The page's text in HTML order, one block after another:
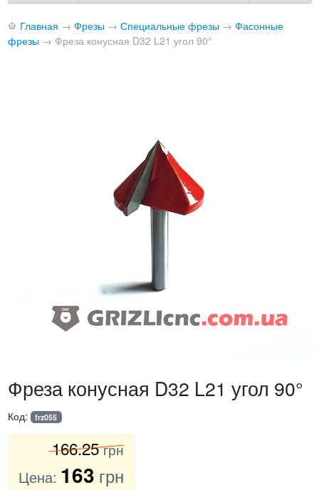
Главная → Фрезы → Специальные фрезы → Фасонные
фрезы → Фреза конусная D32 L21 угол 90°
Фреза конусная D32 L21 угол 90°
Код: frz055
166.25 грн
Цена: 163 грн